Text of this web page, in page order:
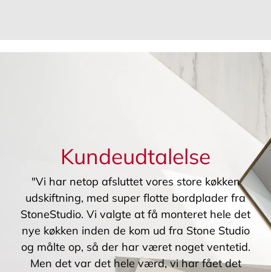
Kundeudtalelse
"Vi har netop afsluttet vores store køkken
udskiftning, med super flotte bordplader fra
StoneStudio. Vi valgte at få monteret hele det
nye køkken inden de kom ud fra Stone Studio
og målte op, så der har været noget ventetid.
Men det var det hele værd, vi har fået det